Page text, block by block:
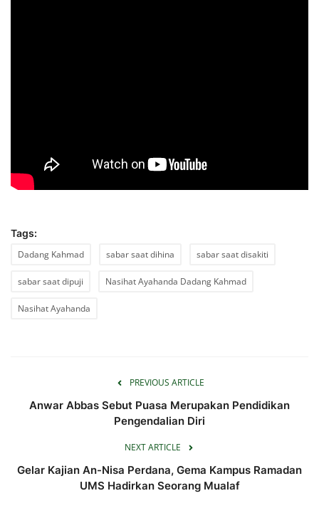
Tags:
Dadang Kahmad
sabar saat dihina sabar saat disakiti
sabar saat dipuji Nasihat Ayahanda Dadang Kahmad
Nasihat Ayahanda
PREVIOUS ARTICLE
Anwar Abbas Sebut Puasa Merupakan Pendidikan
Pengendalian Diri
NEXT ARTICLE
Gelar Kajian An-Nisa Perdana, Gema Kampus Ramadan
UMS Hadirkan Seorang Mualaf